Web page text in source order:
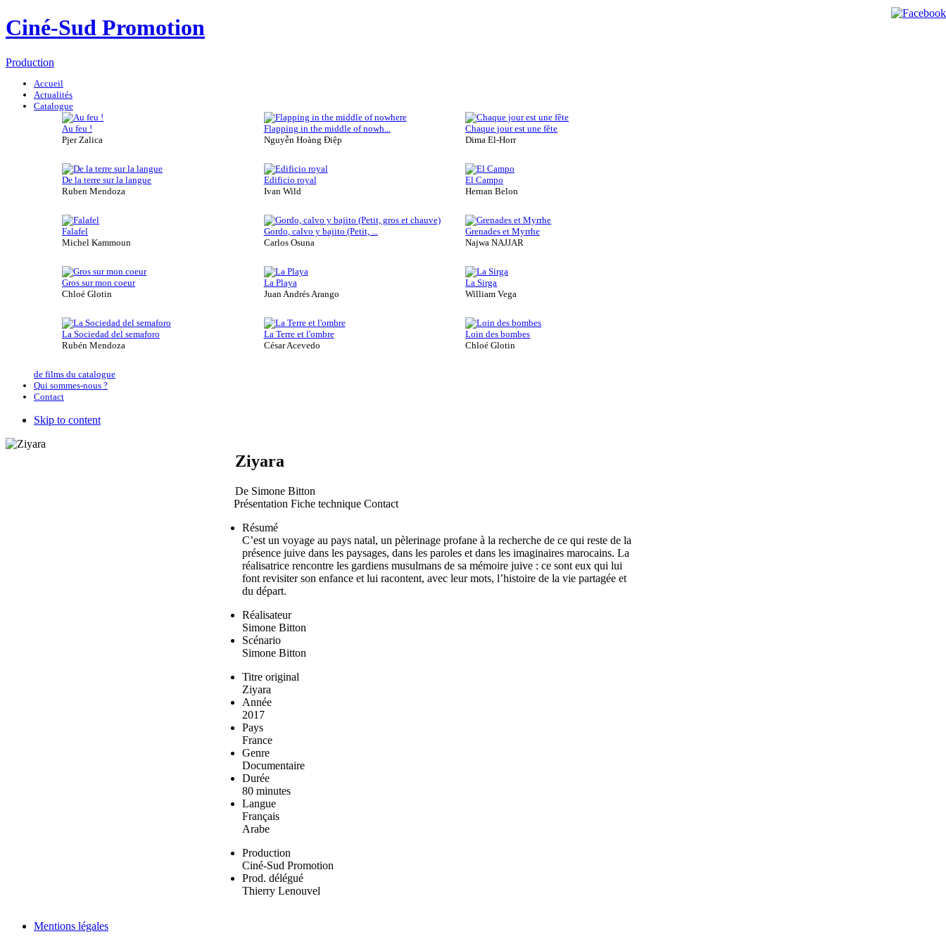
Ciné-Sud Promotion
Production
Accueil
Actualités
Catalogue
Au feu !
Pjer Zalica
Flapping in the middle of nowh...
Nguyễn Hoàng Điệp
Chaque jour est une fête
Dima El-Horr
De la terre sur la langue
Ruben Mendoza
Edificio royal
Ivan Wild
El Campo
Hernan Belon
Falafel
Michel Kammoun
Gordo, calvo y bajito (Petit, ...
Carlos Osuna
Grenades et Myrrhe
Najwa NAJJAR
Gros sur mon coeur
Chloé Glotin
La Playa
Juan Andrés Arango
La Sirga
William Vega
La Sociedad del semaforo
Rubén Mendoza
La Terre et l'ombre
César Acevedo
Loin des bombes
Chloé Glotin
de films du catalogue
Qui sommes-nous ?
Contact
Skip to content
Ziyara
De Simone Bitton
Présentation Fiche technique Contact
Résumé
C’est un voyage au pays natal, un pèlerinage profane à la recherche de ce qui reste de la
présence juive dans les paysages, dans les paroles et dans les imaginaires marocains. La
réalisatrice rencontre les gardiens musulmans de sa mémoire juive : ce sont eux qui lui
font revisiter son enfance et lui racontent, avec leur mots, l’histoire de la vie partagée et
du départ.
Réalisateur
Simone Bitton
Scénario
Simone Bitton
Titre original
Ziyara
Année
2017
Pays
France
Genre
Documentaire
Durée
80 minutes
Langue
Français
Arabe
Production
Ciné-Sud Promotion
Prod. délégué
Thierry Lenouvel
Mentions légales